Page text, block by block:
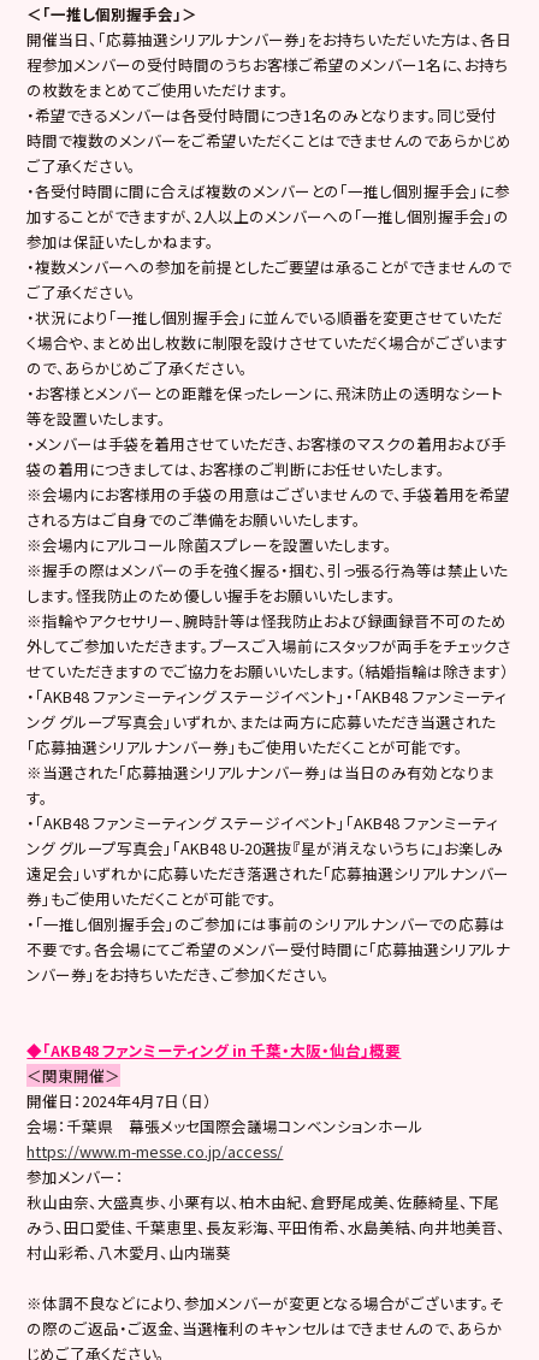
＜「一推し個別握手会」＞
開催当日、「応募抽選シリアルナンバー券」をお持ちいただいた方は、各日
程参加メンバーの受付時間のうちお客様ご希望のメンバー1名に、お持ち
の枚数をまとめてご使用いただけます。
・希望できるメンバーは各受付時間につき1名のみとなります。同じ受付
時間で複数のメンバーをご希望いただくことはできませんのであらかじめ
ご了承ください。
・各受付時間に間に合えば複数のメンバーとの「一推し個別握手会」に参
加することができますが、2人以上のメンバーへの「一推し個別握手会」の
参加は保証いたしかねます。
・複数メンバーへの参加を前提としたご要望は承ることができませんので
ご了承ください。
・状況により「一推し個別握手会」に並んでいる順番を変更させていただ
く場合や、まとめ出し枚数に制限を設けさせていただく場合がございます
ので、あらかじめご了承ください。
・お客様とメンバーとの距離を保ったレーンに、飛沫防止の透明なシート
等を設置いたします。
・メンバーは手袋を着用させていただき、お客様のマスクの着用および手
袋の着用につきましては、お客様のご判断にお任せいたします。
※会場内にお客様用の手袋の用意はございませんので、手袋着用を希望
される方はご自身でのご準備をお願いいたします。
※会場内にアルコール除菌スプレーを設置いたします。
※握手の際はメンバーの手を強く握る・掴む、引っ張る行為等は禁止いた
します。怪我防止のため優しい握手をお願いいたします。
※指輪やアクセサリー、腕時計等は怪我防止および録画録音不可のため
外してご参加いただきます。ブースご入場前にスタッフが両手をチェックさ
せていただきますのでご協力をお願いいたします。（結婚指輪は除きます）
・「AKB48 ファンミーティング ステージイベント」・「AKB48 ファンミーティ
ング グループ写真会」いずれか、または両方に応募いただき当選された
「応募抽選シリアルナンバー券」もご使用いただくことが可能です。
※当選された「応募抽選シリアルナンバー券」は当日のみ有効となりま
す。
・「AKB48 ファンミーティング ステージイベント」「AKB48 ファンミーティ
ング グループ写真会」「AKB48 U-20選抜『星が消えないうちに』お楽しみ
遠足会」いずれかに応募いただき落選された「応募抽選シリアルナンバー
券」もご使用いただくことが可能です。
・「一推し個別握手会」のご参加には事前のシリアルナンバーでの応募は
不要です。各会場にてご希望のメンバー受付時間に「応募抽選シリアルナ
ンバー券」をお持ちいただき、ご参加ください。
◆「AKB48 ファンミーティング in 千葉・大阪・仙台」概要
＜関東開催＞
開催日：2024年4月7日（日）
会場：千葉県 幕張メッセ国際会議場コンベンションホール
https://www.m-messe.co.jp/access/
参加メンバー：
秋山由奈、大盛真歩、小栗有以、柏木由紀、倉野尾成美、佐藤綺星、下尾
みう、田口愛佳、千葉恵里、長友彩海、平田侑希、水島美結、向井地美音、
村山彩希、八木愛月、山内瑞葵
※体調不良などにより、参加メンバーが変更となる場合がございます。そ
の際のご返品・ご返金、当選権利のキャンセルはできませんので、あらか
じめご了承ください。